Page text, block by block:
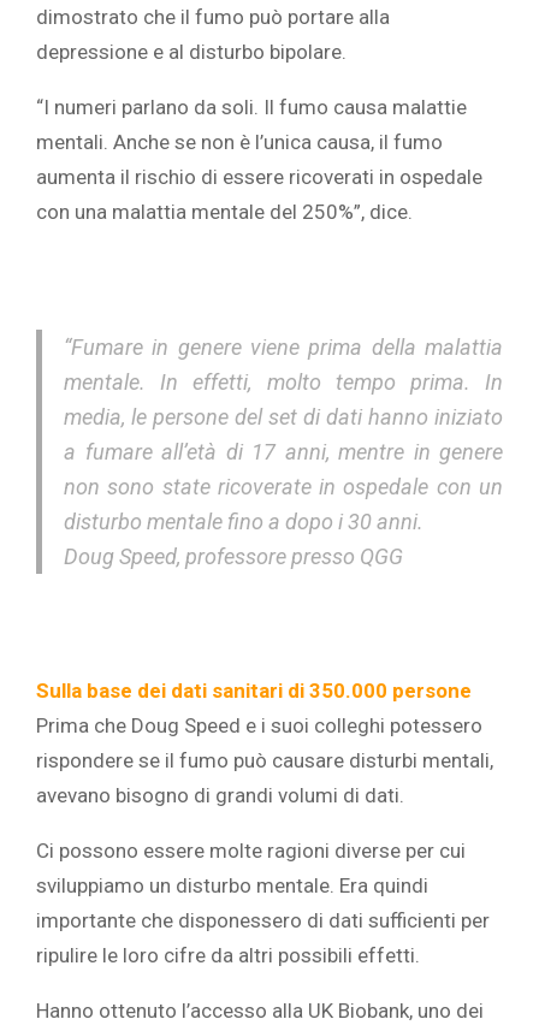
dimostrato che il fumo può portare alla
depressione e al disturbo bipolare.
“I numeri parlano da soli. Il fumo causa malattie
mentali. Anche se non è l’unica causa, il fumo
aumenta il rischio di essere ricoverati in ospedale
con una malattia mentale del 250%”, dice.
“Fumare in genere viene prima della malattia
mentale. In effetti, molto tempo prima. In
media, le persone del set di dati hanno iniziato
a fumare all’età di 17 anni, mentre in genere
non sono state ricoverate in ospedale con un
disturbo mentale fino a dopo i 30 anni.
Doug Speed, professore presso QGG
Sulla base dei dati sanitari di 350.000 persone
Prima che Doug Speed e i suoi colleghi potessero
rispondere se il fumo può causare disturbi mentali,
avevano bisogno di grandi volumi di dati.
Ci possono essere molte ragioni diverse per cui
sviluppiamo un disturbo mentale. Era quindi
importante che disponessero di dati sufficienti per
ripulire le loro cifre da altri possibili effetti.
Hanno ottenuto l’accesso alla UK Biobank, uno dei